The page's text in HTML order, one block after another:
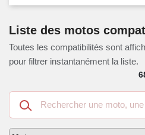
Liste des motos
Toutes les compatibilités sont
pour filtrer instantanément la liste.
Recherche
dans
les
motos